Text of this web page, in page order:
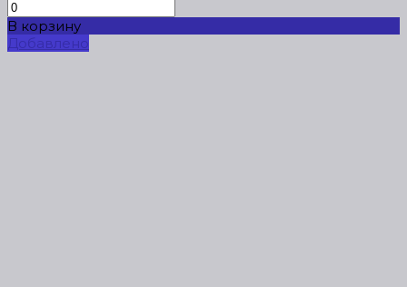
В корзину
Добавлено